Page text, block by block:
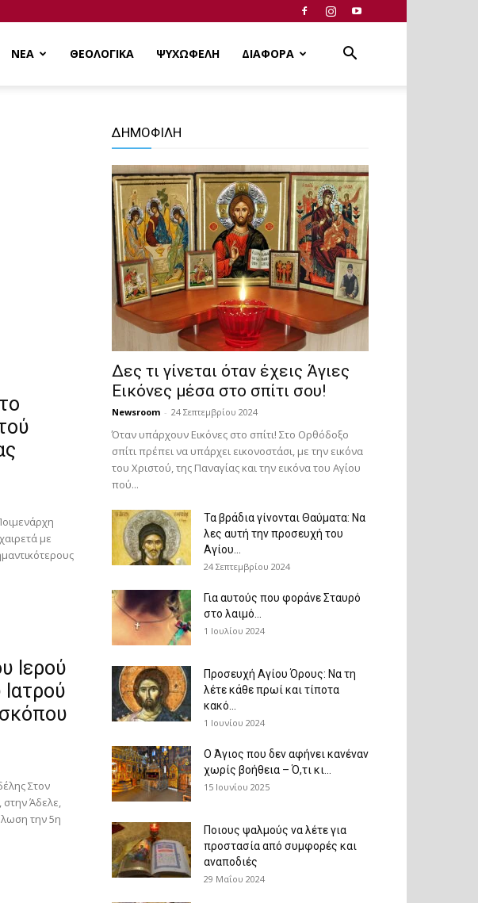
ΝΕΑ ΘΕΟΛΟΓΙΚΑ ΨΥΧΩΦΕΛΗ ΔΙΑΦΟΡΑ
με
Ιερού
Στον
στην Άδελε,
την 5η
ΔΗΜΟΦΙΛΗ
Δες τι γίνεται όταν έχεις Άγιες
Εικόνες μέσα στο σπίτι σου!
Newsroom - 24 Σεπτεμβρίου 2024
Όταν υπάρχουν Εικόνες στο σπίτι! Στο Ορθόδοξο
σπίτι πρέπει να υπάρχει εικονοστάσι, με την εικόνα
του Χριστού, της Παν­αγίας και την εικόνα του Αγίου
πού...
Τα βράδια γίνονται Θαύματα: Να
λες αυτή την προσευχή του
Αγίου...
24 Σεπτεμβρίου 2024
Για αυτούς που φοράνε Σταυρό
στο λαιμό…
1 Ιουλίου 2024
Προσευχή Αγίου Όρους: Να τη
λέτε κάθε πρωί και τίποτα
κακό...
1 Ιουνίου 2024
Ο Άγιος που δεν αφήνει κανέναν
χωρίς βοήθεια – Ό,τι κι...
15 Ιουνίου 2025
Ποιους ψαλμούς να λέτε για
προστασία από συμφορές και
αναποδιές
29 Μαΐου 2024